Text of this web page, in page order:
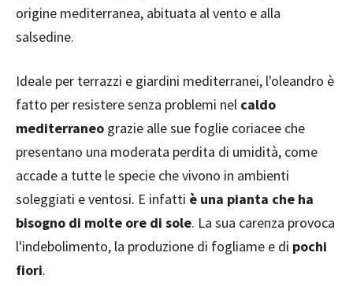
origine mediterranea, abituata al vento e alla
salsedine.
Ideale per terrazzi e giardini mediterranei, l'oleandro è
fatto per resistere senza problemi nel caldo
mediterraneo grazie alle sue foglie coriacee che
presentano una moderata perdita di umidità, come
accade a tutte le specie che vivono in ambienti
soleggiati e ventosi. E infatti è una pianta che ha
bisogno di molte ore di sole. La sua carenza provoca
l'indebolimento, la produzione di fogliame e di pochi
fiori.